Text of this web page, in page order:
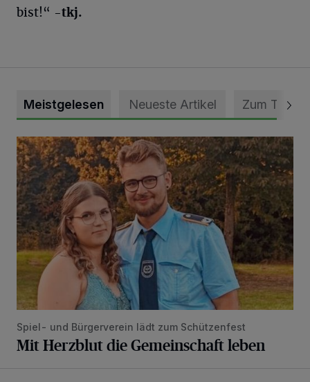
bist!“ -tkj.
Meistgelesen Neueste Artikel Zum Thema
Mit Herzblut die Gemeinschaft leben
Spiel- und Bürgerverein lädt zum Schützenfest
Mit Herzblut die Gemeinschaft leben